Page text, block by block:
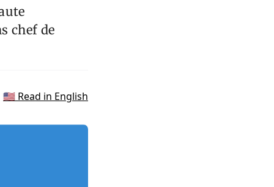
chef de
🇺🇸 Read in English